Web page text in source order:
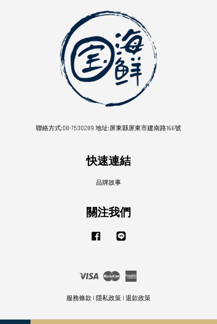
聯絡方式:08-7530289 地址:屏東縣屏東市建南路166號
快速連結
品牌故事
關注我們
Facebook
Visa Master
服務條款 | 隱私政策 | 退款政策